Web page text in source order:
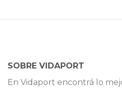
SOBRE VIDAPORT
En Vidaport encontrá lo